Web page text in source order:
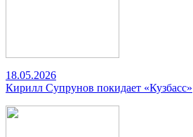
18.05.2026
Кирилл Супрунов покидает «Кузбасс»